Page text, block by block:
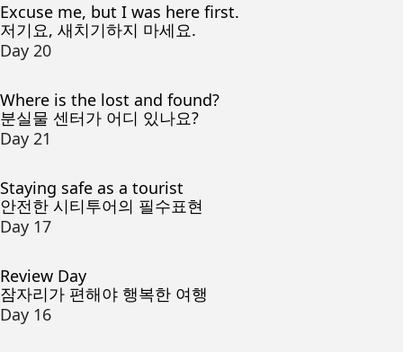
Excuse me, but I was here first.
저기요, 새치기하지 마세요.
Day 20
Where is the lost and found?
분실물 센터가 어디 있나요?
Day 21
Staying safe as a tourist
안전한 시티투어의 필수표현
Day 17
Review Day
잠자리가 편해야 행복한 여행
Day 16